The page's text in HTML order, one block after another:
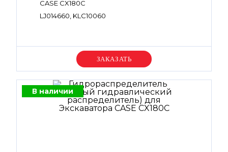
CASE CX180C
LJ014660, KLC10060
Уточняйте цену
В наличии